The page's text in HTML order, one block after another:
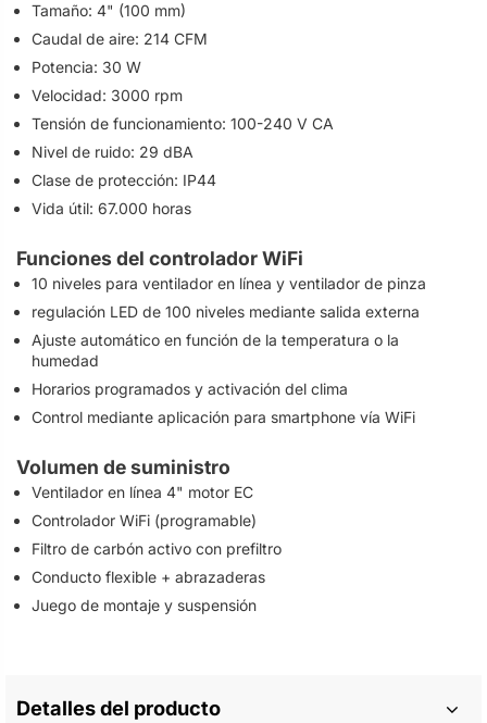
Tamaño: 4" (100 mm)
Caudal de aire: 214 CFM
Potencia: 30 W
Velocidad: 3000 rpm
Tensión de funcionamiento: 100-240 V CA
Nivel de ruido: 29 dBA
Clase de protección: IP44
Vida útil: 67.000 horas
Funciones del controlador WiFi
10 niveles para ventilador en línea y ventilador de pinza
regulación LED de 100 niveles mediante salida externa
Ajuste automático en función de la temperatura o la
humedad
Horarios programados y activación del clima
Control mediante aplicación para smartphone vía WiFi
Volumen de suministro
Ventilador en línea 4" motor EC
Controlador WiFi (programable)
Filtro de carbón activo con prefiltro
Conducto flexible + abrazaderas
Juego de montaje y suspensión
Detalles del producto